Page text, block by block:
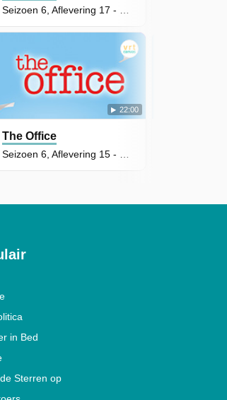
22:00
The Office
in Bed
Sterren op